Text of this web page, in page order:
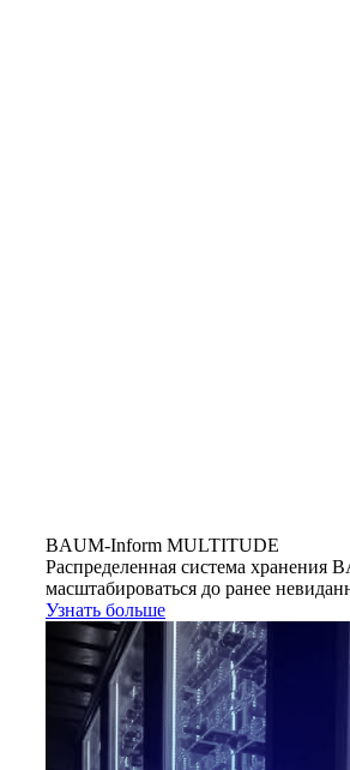
BAUM-Inform MULTITUDE
Распределенная система
масштабироваться до ранее
Узнать больше